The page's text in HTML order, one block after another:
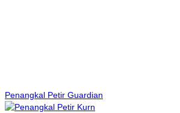
Penangkal Petir Guardian